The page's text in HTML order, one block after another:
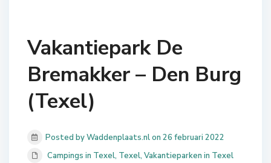
Vakantiepark De
Bremakker – Den Burg
(Texel)
Posted by Waddenplaats.nl on 26 februari 2022
Campings in Texel, Texel, Vakantieparken in Texel